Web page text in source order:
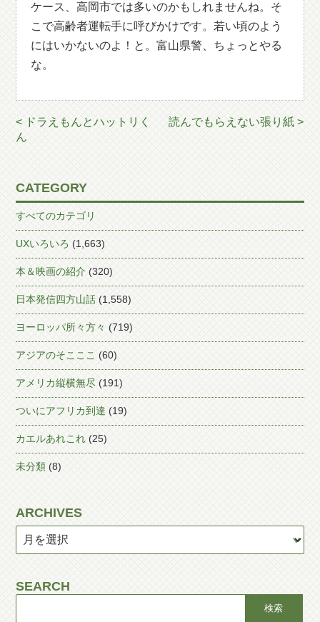
ケース、高岡市では多いのかもしれませんね。そ
こで高齢者運転手に呼びかけです。若い頃のよう
にはいかないのよ！と。富山県警、ちょっとやる
な。
< ドラえもんとハットリく
ん
読んでもらえない張り紙 >
CATEGORY
すべてのカテゴリ
UXいろいろ (1,663)
本＆映画の紹介 (320)
日本発信四方山話 (1,558)
ヨーロッパ所々方々 (719)
アジアのそこここ (60)
アメリカ縦横無尽 (191)
ついにアフリカ到達 (19)
カエルあれこれ (25)
未分類 (8)
ARCHIVES
SEARCH